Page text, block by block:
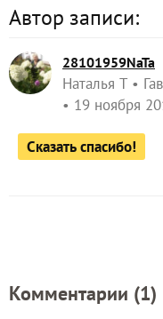
Автор записи:
28101959NaTa
Наталья Т
19 ноября
Сказать спасибо!
Комментарии (1)